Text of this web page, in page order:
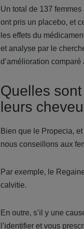
Un total de 137
ont pris un placebo, et
les effets du
et analyse par le
d’amélioration
Quelles
leurs
Bien que le Propecia,
nous conseillons aux
Par exemple, le
calvitie.
En outre, s’il y une
l’identifier et vous